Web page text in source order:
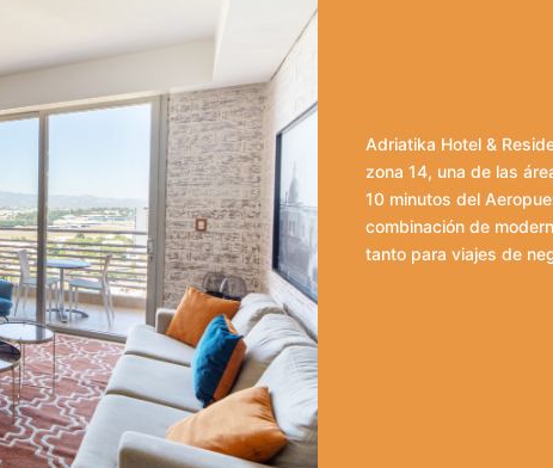
Adriatika Hotel &
zona 14, una de las
10 minutos del
combinación de
tanto para viajes de